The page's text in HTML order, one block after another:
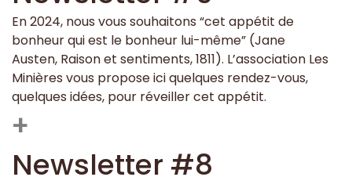
En 2024, nous vous souhaitons “cet appétit de
bonheur qui est le bonheur lui-même” (Jane
Austen, Raison et sentiments, 1811). L’association Les
Minières vous propose ici quelques rendez-vous,
quelques idées, pour réveiller cet appétit.
+
Newsletter #8